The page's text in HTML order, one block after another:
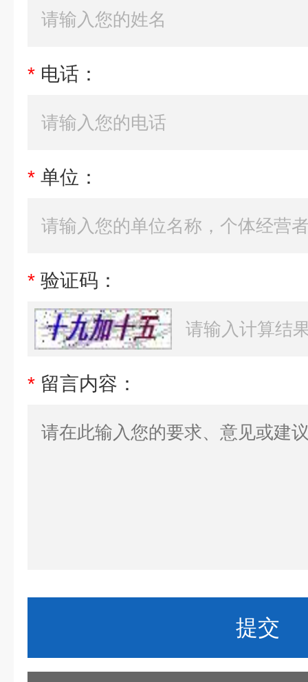
* 电话：
* 单位：
* 验证码：
* 留言内容：